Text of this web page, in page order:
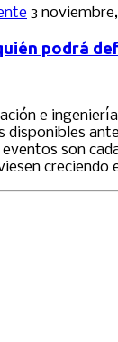
3 noviembre,
podrá
e
disponibles
son
creciendo